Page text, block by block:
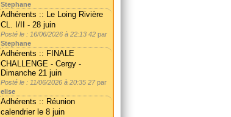
Stephane
Adhérents :: Le Loing Rivière
CL. I/II - 28 juin
Posté le : 16/06/2026 à 22:13 42 par
Stephane
Adhérents :: FINALE
CHALLENGE - Cergy -
Dimanche 21 juin
Posté le : 11/06/2026 à 20:35 27par
elise
Adhérents :: Réunion
calendrier le 8 juin